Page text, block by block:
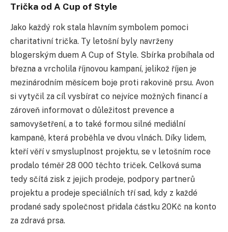
Trička od A Cup of Style
Jako každý rok stala hlavním symbolem pomoci
charitativní trička. Ty letošní byly navrženy
blogerským duem A Cup of Style. Sbírka probíhala od
března a vrcholila říjnovou kampaní, jelikož říjen je
mezinárodním měsícem boje proti rakovině prsu. Avon
si vytyčil za cíl vysbírat co nejvíce možných financí a
zároveň informovat o důležitost prevence a
samovyšetření, a to také formou silné mediální
kampaně, která proběhla ve dvou vlnách. Díky lidem,
kteří věří v smysluplnost projektu, se v letošním roce
prodalo téměř 28 000 těchto triček. Celková suma
tedy sčítá zisk z jejich prodeje, podpory partnerů
projektu a prodeje speciálních tří sad, kdy z každé
prodané sady společnost přidala částku 20Kč na konto
za zdravá prsa.